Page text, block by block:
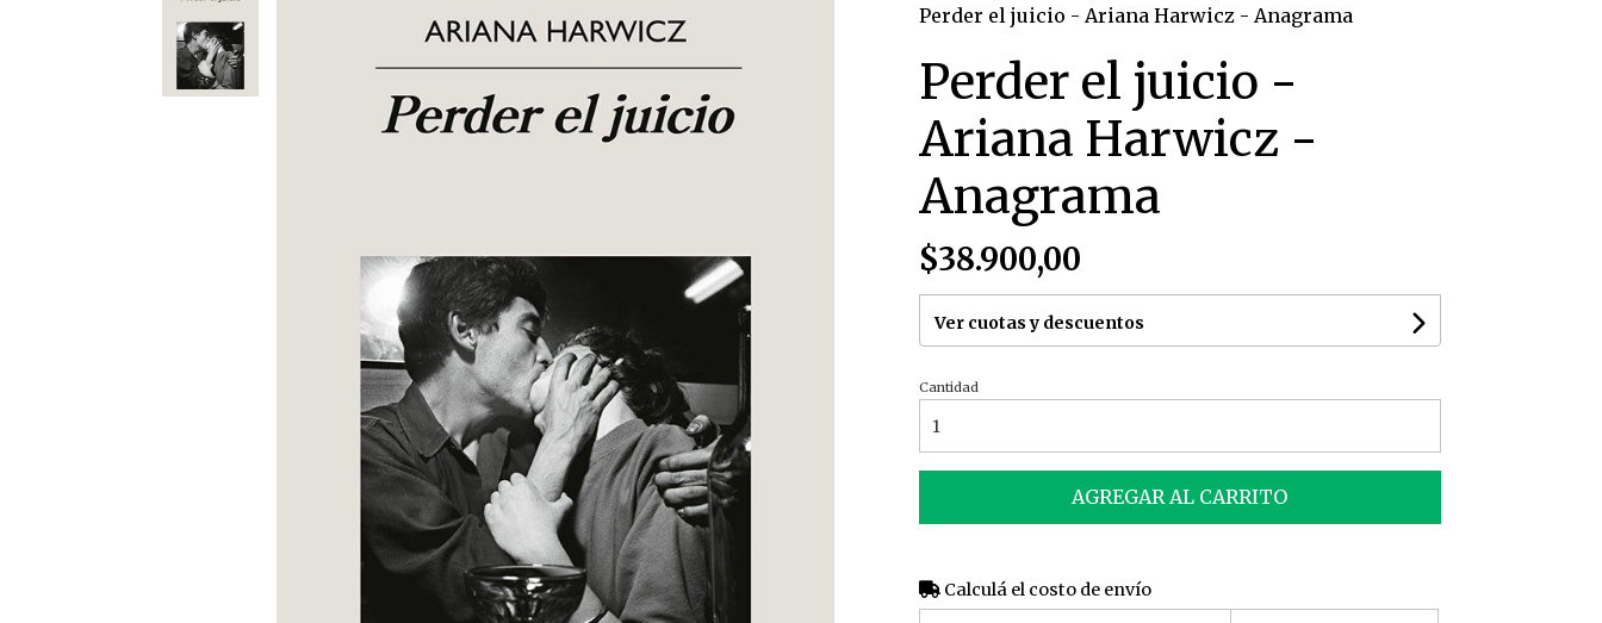
Perder el juicio - Ariana Harwicz - Anagrama
Perder el juicio -
Ariana Harwicz -
Anagrama
$38.900,00
Ver cuotas y descuentos
Cantidad
AGREGAR AL CARRITO
Calculá el costo de envío